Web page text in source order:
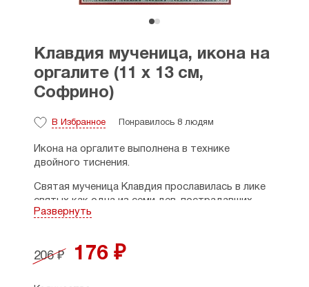
Клавдия мученица, икона на
оргалите (11 х 13 см,
Софрино)
В Избранное Понравилось 8 людям
Икона на оргалите выполнена в технике
двойного тиснения.
Святая мученица Клавдия прославилась в лике
святых как одна из семи дев, пострадавших
за Христа во время жестоких гонений
Происходя из города Анкиры в Галатийской
области, она с юных лет вместе с другими
Александрой и Евфрасией — посвятила себя
Развернуть
206 ₽ 176 ₽